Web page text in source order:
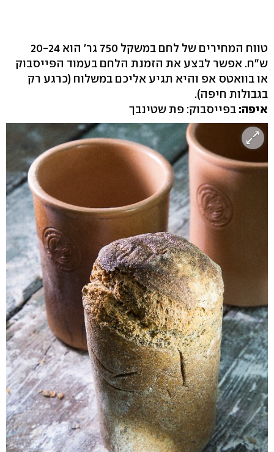
טווח המחירים של לחם במשקל 750 גר' הוא 20-24
ש"ח. אפשר לבצע את הזמנת הלחם בעמוד הפייסבוק
או בוואטס אפ והיא תגיע אליכם במשלוח (כרגע רק
בגבולות חיפה).
איפה: בפייסבוק: פת שטינבך